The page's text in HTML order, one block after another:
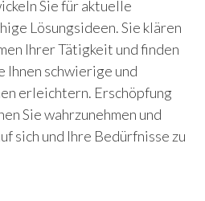
Sie für aktuelle
Lösungsideen. Sie klären
Ihrer Tätigkeit und finden
Ihnen schwierige und
erleichtern. Erschöpfung
Sie wahrzunehmen und
sich und Ihre Bedürfnisse zu